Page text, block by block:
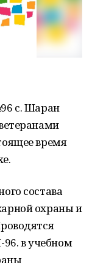
с. Шаран
время
состава
охраны и
96. в учебном